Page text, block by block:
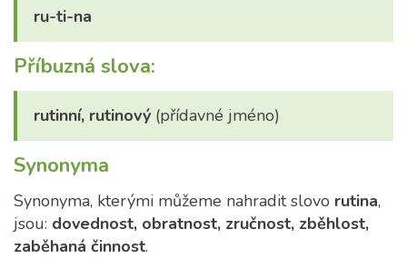
ru-ti-na
Příbuzná slova:
rutinní, rutinový (přídavné jméno)
Synonyma
Synonyma, kterými můžeme nahradit slovo rutina,
jsou: dovednost, obratnost, zručnost, zběhlost,
zaběhaná činnost.